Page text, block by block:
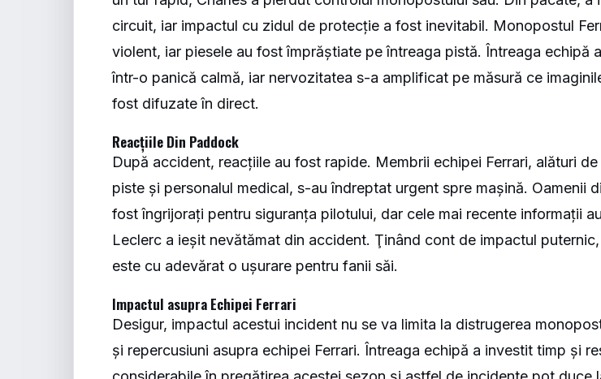
circuit, iar impactul cu zidul de protecție a fost inevitabil. Monopostul
violent, iar piesele au fost împrăștiate pe întreaga pistă. Întreaga echipă
într-o panică calmă, iar nervozitatea s-a amplificat pe măsură ce
fost difuzate în direct.
Reacțiile Din Paddock
După accident, reacțiile au fost rapide. Membrii echipei Ferrari, alături
piste și personalul medical, s-au îndreptat urgent spre mașină. Oamenii
fost îngrijorați pentru siguranța pilotului, dar cele mai recente informații
Leclerc a ieșit nevătămat din accident. Ţinând cont de impactul
este cu adevărat o ușurare pentru fanii săi.
Impactul asupra Echipei Ferrari
Desigur, impactul acestui incident nu se va limita la distrugerea
și repercusiuni asupra echipei Ferrari. Întreaga echipă a investit timp și